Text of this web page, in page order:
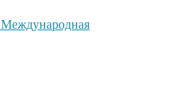
Международная